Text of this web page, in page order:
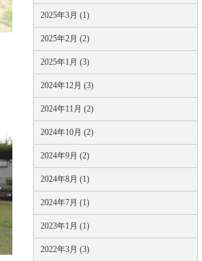
2025年3月 (1)
2025年2月 (2)
2025年1月 (3)
2024年12月 (3)
2024年11月 (2)
2024年10月 (2)
2024年9月 (2)
2024年8月 (1)
2024年7月 (1)
2023年1月 (1)
2022年3月 (3)